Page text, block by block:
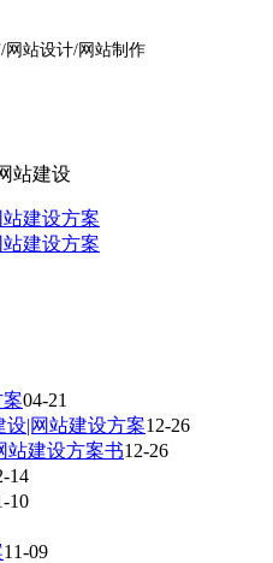
站设计/网站制作
建设方案
建设方案
04-21
|网站建设方案12-26
站建设方案书12-26
14
10
11-09